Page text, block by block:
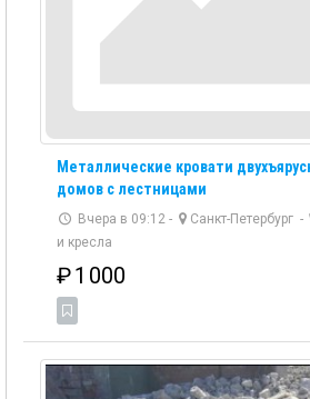
Металлические кровати
домов с лестницами
Вчера в 09:12 - Санкт-Петербург -
и кресла
₽1 000